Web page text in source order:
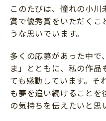
このたびは、憧れの小
賞で優秀賞をいただくこ
うな思いでいます。
多くの応募があった中で
ま」とともに、私の作品
ても感動しています。そ
も夢を追い続けること
の気持ちを伝えたいと思